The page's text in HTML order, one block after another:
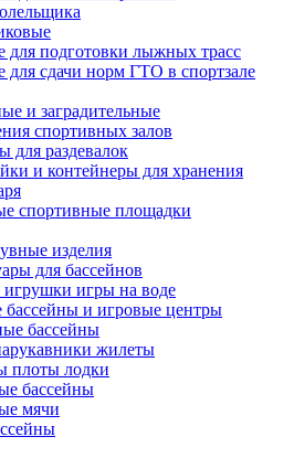
для подготовки лыжных трасс
для сдачи норм ГТО в спортзале
и заградительные
спортивных залов
раздевалок
и контейнеры для хранения
спортивные площадки
изделия
для бассейнов
игры на воде
бассейны и игровые центры
бассейны
жилеты
плоты лодки
бассейны
мячи